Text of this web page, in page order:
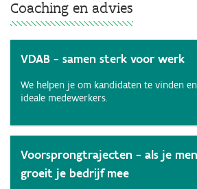
Coaching en advies
VDAB - samen sterk voor werk
We helpen je om kandidaten te vinden
ideale medewerkers.
Voorsprongtrajecten - als je
groeit je bedrijf mee